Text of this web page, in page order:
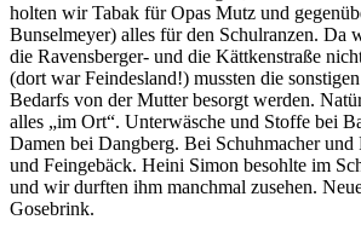
holten wir Tabak für Opas Mutz und
Bunselmeyer) alles für den Schulranzen. Da
die Ravensberger- und die Kättkenstraße
(dort war Feindesland!) mussten die
Bedarfs von der Mutter besorgt werden.
alles „im Ort“. Unterwäsche und Stoffe bei
Damen bei Dangberg. Bei Schuhmacher und
und Feingebäck. Heini Simon besohlte im
und wir durften ihm manchmal zusehen.
Gosebrink.